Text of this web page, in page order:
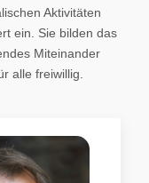
Aktivitäten
ein. Sie bilden das
Miteinander
alle freiwillig.